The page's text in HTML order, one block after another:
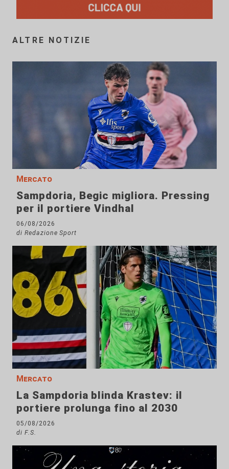
ALTRE NOTIZIE
Mercato
Sampdoria, Begic migliora. Pressing
per il portiere Vindhal
06/08/2026
di Redazione Sport
Mercato
La Sampdoria blinda Krastev: il
portiere prolunga fino al 2030
05/08/2026
di F.S.